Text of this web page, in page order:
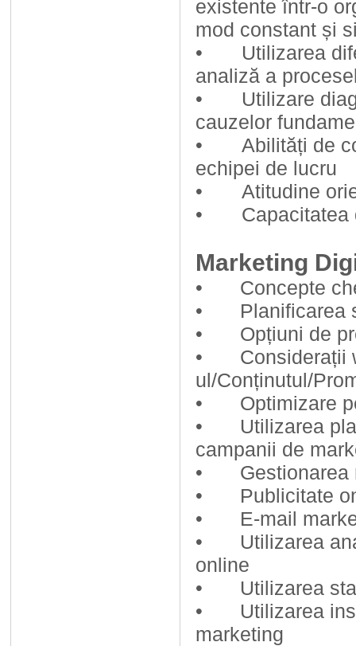
existente într-o
mod constant și
• Utilizarea
analiză a
• Utilizare
cauzelor
• Abilități de
echipei de lucru
• Atitudine
• Capacitatea
Marketing
•
Concepte
•
Planificarea
•
Opțiuni de
•
Considerații
ul/Conținutul/
•
Optimizare
•
Utilizarea
campanii de
•
•
Publicitate
•
E-mail
•
Utilizarea
online
•
Utilizarea
•
Utilizarea
marketing